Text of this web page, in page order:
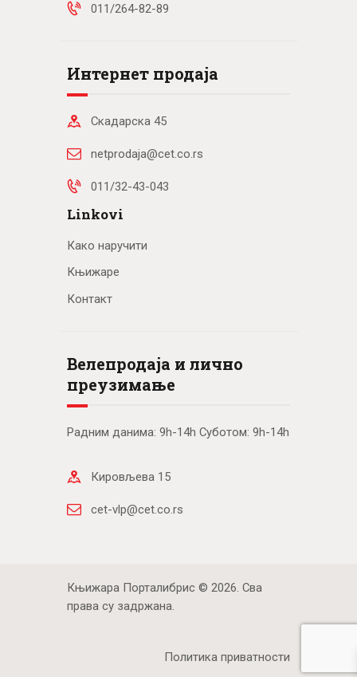
011/264-82-89
Интернет продаја
Скадарска 45
netprodaja@cet.co.rs
011/32-43-043
Linkovi
Како наручити
Књижаре
Контакт
Велепродаја и лично
преузимање
Радним данима: 9h-14h Суботом: 9h-14h
Кировљева 15
cet-vlp@cet.co.rs
Књижара Порталибрис © 2026. Сва
права су задржана.
Политика приватности